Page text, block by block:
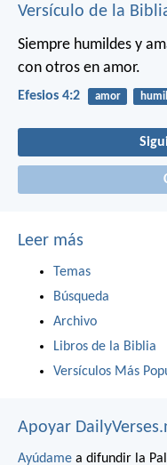
Versículo de la
Siempre humildes y
con otros en amor.
Efesios 4:2 amor
Leer más
Temas
Búsqueda
Archivo
Libros de la Biblia
Versículos Más
Apoyar
Ayúdame a difundir la